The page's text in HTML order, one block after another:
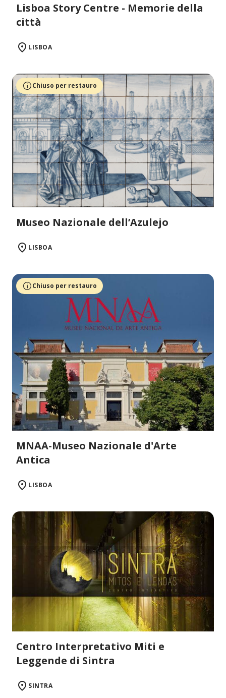
Lisboa Story Centre - Memorie della
città
LISBOA
Chiuso per restauro
Museo Nazionale dell’Azulejo
LISBOA
Chiuso per restauro
MNAA-Museo Nazionale d'Arte
Antica
LISBOA
Centro Interpretativo Miti e
Leggende di Sintra
SINTRA